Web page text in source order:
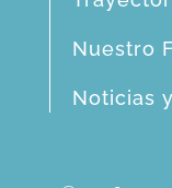
Nuestro
Noticias